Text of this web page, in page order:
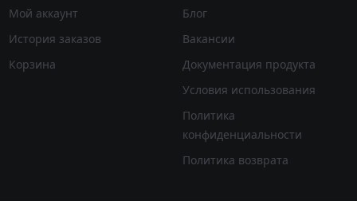
Мой аккаунт
История заказов
Корзина
Блог
Вакансии
Документация продукта
Условия использования
Политика
конфиденциальности
Политика возврата